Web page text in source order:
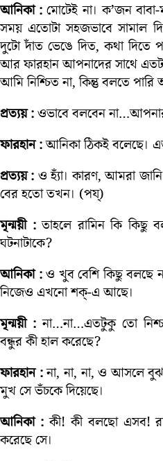
আনিকা : মোটেই না। ক’জন
সময় এতোটা সহজভাবে সামাল
দুটো দাঁত ভেঙে দিত, কথা দিতে
আর ফারহান আপনাদের সাথে
আমি নিশ্চিত না, কিন্তু বলতে
প্রত্যয় :ওভাবে বলবেন
ফারহান :আনিকা ঠিকই বলেছে।
প্রত্যয় : ও হ্যাঁ। কারণ, আমরা
বের হতো তখন। (পয্)
মৃন্ময়ী :তাহলে রামিন কি কিছু
ঘটনাটাকে?
আনিকা :ও খুব বেশি কিছু বলছে
নিজেও এখনো শক্-এ আছে।
মৃন্ময়ী :না…না…এতটুকু তো
বন্ধুর কী হাল করেছে?
ফারহান :না, না, না, ও আসলে
মুখ সে ভঁচকে দিয়েছে।
আনিকা :কী! কী বলছো এসব!
করেছে সে।